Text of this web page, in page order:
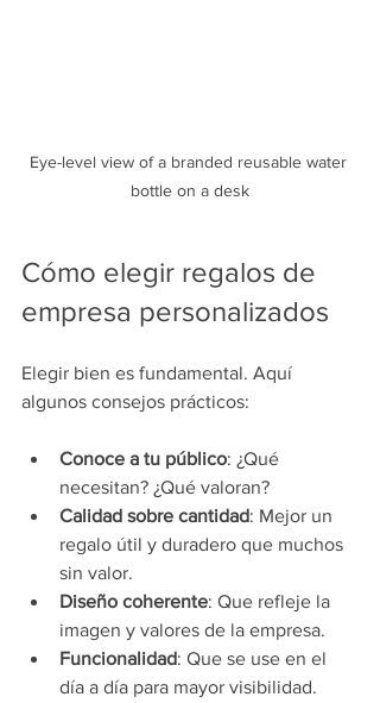
Eye-level view of a branded reusable water
bottle on a desk
Cómo elegir regalos de
empresa personalizados
Elegir bien es fundamental. Aquí
algunos consejos prácticos:
Conoce a tu público: ¿Qué
necesitan? ¿Qué valoran?
Calidad sobre cantidad: Mejor un
regalo útil y duradero que muchos
sin valor.
Diseño coherente: Que refleje la
imagen y valores de la empresa.
Funcionalidad: Que se use en el
día a día para mayor visibilidad.